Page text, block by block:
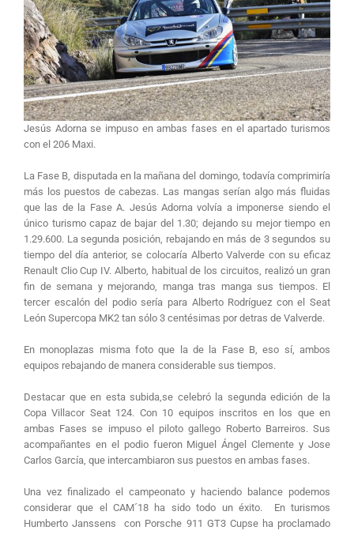
Jesús Adorna se impuso en ambas fases en el apartado turismos
con el 206 Maxi.
La Fase B, disputada en la mañana del domingo, todavía comprimiría
más los puestos de cabezas. Las mangas serían algo más fluidas
que las de la Fase A. Jesús Adorna volvía a imponerse siendo el
único turismo capaz de bajar del 1.30; dejando su mejor tiempo en
1.29.600. La segunda posición, rebajando en más de 3 segundos su
tiempo del día anterior, se colocaría Alberto Valverde con su eficaz
Renault Clio Cup IV. Alberto, habitual de los circuitos, realizó un gran
fin de semana y mejorando, manga tras manga sus tiempos. El
tercer escalón del podio sería para Alberto Rodríguez con el Seat
León Supercopa MK2 tan sólo 3 centésimas por detras de Valverde.
En monoplazas misma foto que la de la Fase B, eso sí, ambos
equipos rebajando de manera considerable sus tiempos.
Destacar que en esta subida,se celebró la segunda edición de la
Copa Villacor Seat 124. Con 10 equipos inscritos en los que en
ambas Fases se impuso el piloto gallego Roberto Barreiros. Sus
acompañantes en el podio fueron Miguel Ángel Clemente y Jose
Carlos García, que intercambiaron sus puestos en ambas fases.
Una vez finalizado el campeonato y haciendo balance podemos
considerar que el CAM´18 ha sido todo un éxito. En turismos
Humberto Janssens con Porsche 911 GT3 Cupse ha proclamado